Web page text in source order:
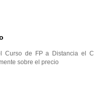
Curso de FP a Distancia el
sobre el precio